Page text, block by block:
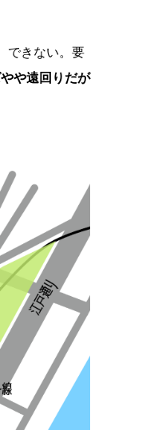
できない。要
や遠回りだが